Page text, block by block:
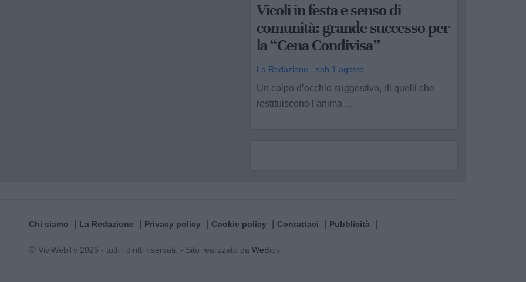
Vicoli in festa e senso di
comunità: grande successo per
la “Cena Condivisa”
La Redazione - sab 1 agosto
Un colpo d’occhio suggestivo, di quelli che
restituiscono l’anima ...
Chi siamo La Redazione Privacy policy Cookie policy Contattaci Pubblicità
© ViviWebTv 2026 - tutti i diritti riservati. - Sito realizzato da WeBios